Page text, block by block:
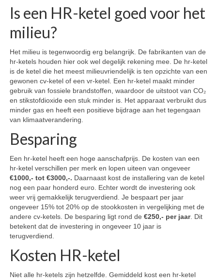
Is een HR-ketel goed voor het
milieu?
Het milieu is tegenwoordig erg belangrijk. De fabrikanten van de
hr-ketels houden hier ook wel degelijk rekening mee. De hr-ketel
is de ketel die het meest milieuvriendelijk is ten opzichte van een
gewonen cv-ketel of een vr-ketel. Een hr-ketel maakt minder
gebruik van fossiele brandstoffen, waardoor de uitstoot van CO₂
en stikstofdioxide een stuk minder is. Het apparaat verbruikt dus
minder gas en heeft een positieve bijdrage aan het tegengaan
van klimaatverandering.
Besparing
Een hr-ketel heeft een hoge aanschafprijs. De kosten van een
hr-ketel verschillen per merk en lopen uiteen van ongeveer
€1000,- tot €3000,-. Daarnaast kost de installering van de ketel
nog een paar honderd euro. Echter wordt de investering ook
weer vrij gemakkelijk terugverdiend. Je bespaart per jaar
ongeveer 15% tot 20% op de stookkosten in vergelijking met de
andere cv-ketels. De besparing ligt rond de €250,- per jaar. Dit
betekent dat de investering in ongeveer 10 jaar is
terugverdiend.
Kosten HR-ketel
Niet alle hr-ketels zijn hetzelfde. Gemiddeld kost een hr-ketel